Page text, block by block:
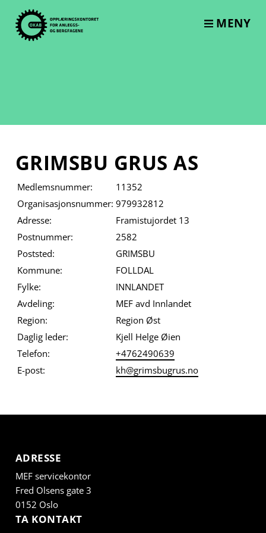
content
MENY
GRIMSBU GRUS AS
Medlemsnummer:
11352
Organisasjonsnummer: 979932812
Adresse:
Framistujordet 13
Postnummer:
2582
Poststed:
GRIMSBU
Kommune:
FOLLDAL
Fylke:
INNLANDET
Avdeling:
MEF avd Innlandet
Region:
Region Øst
Daglig leder:
Kjell Helge Øien
Telefon:
+4762490639
E-post:
kh@grimsbugrus.no
ADRESSE
MEF servicekontor
Fred Olsens gate 3
0152 Oslo
TA KONTAKT